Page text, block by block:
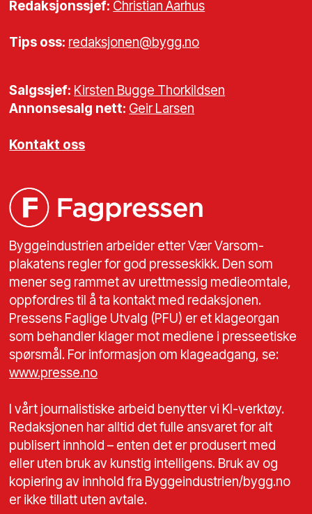
Redaksjonssjef: Christian Aarhus
Tips oss: redaksjonen@bygg.no
Salgssjef: Kirsten Bugge Thorkildsen
Annonsesalg nett: Geir Larsen
Kontakt oss
Byggeindustrien arbeider etter Vær Varsom-
plakatens regler for god presseskikk. Den som
mener seg rammet av urettmessig medieomtale,
oppfordres til å ta kontakt med redaksjonen.
Pressens Faglige Utvalg (PFU) er et klageorgan
som behandler klager mot mediene i presseetiske
spørsmål. For informasjon om klageadgang, se:
www.presse.no
I vårt journalistiske arbeid benytter vi KI-verktøy.
Redaksjonen har alltid det fulle ansvaret for alt
publisert innhold – enten det er produsert med
eller uten bruk av kunstig intelligens. Bruk av og
kopiering av innhold fra Byggeindustrien/bygg.no
er ikke tillatt uten avtale.